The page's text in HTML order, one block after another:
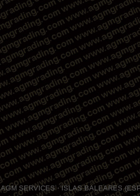
AGM SERVICES · ISLAS BALEARES